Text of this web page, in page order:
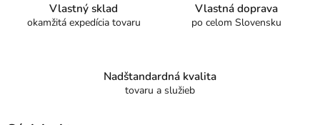
Vlastný sklad
okamžitá expedícia tovaru
Vlastná doprava
po celom Slovensku
Nadštandardná kvalita
tovaru a služieb